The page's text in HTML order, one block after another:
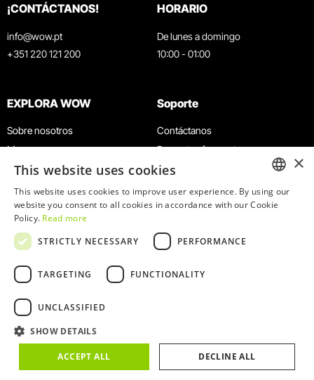
¡CONTÁCTANOS!
info@wow.pt
+351 220 121 200
HORARIO
De lunes a domingo
10:00 - 01:00
EXPLORA WOW
Sobre nosotros
Museos
Agenda
Noticias
Restaurantes
Tarjeta WOW
Grupos y eventos
Servicio educativo
Soporte
Contáctanos
Preguntas frecuentes
Términos y condiciones
Política de privacidad y cookies
Trabaja con nosotros
Libro de reclamaciones
© 2026
WOW
ENGLISH
×
This website uses cookies
This website uses cookies to improve user experience. By using our
website you consent to all cookies in accordance with our Cookie
Policy. Read more
STRICTLY NECESSARY
PERFORMANCE
TARGETING FUNCTIONALITY
UNCLASSIFIED
SHOW DETAILS
ACCEPT ALL DECLINE ALL